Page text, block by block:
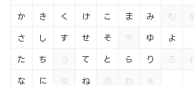
か き く け こ
さ し す せ そ
た ち つ て と
な に ぬ ね の
ま み む
や ゆ よ
ら り る
わ を